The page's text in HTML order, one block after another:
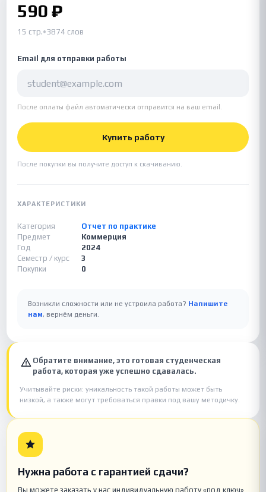
590 ₽
15 стр.•3874 слов
Email для отправки работы
После оплаты файл автоматически отправится на ваш email.
Купить работу
После покупки вы получите доступ к скачиванию.
ХАРАКТЕРИСТИКИ
Категория
Отчет по практике
Предмет
Коммерция
Год
2024
Семестр / курс
3
Покупки
0
Возникли сложности или не устроила работа? Напишите
нам, вернём деньги.
Обратите внимание, это готовая студенческая
работа, которая уже успешно сдавалась.
Учитывайте риски: уникальность такой работы может быть
низкой, а также могут требоваться правки под вашу методичку.
Нужна работа с гарантией сдачи?
Вы можете заказать у нас индивидуальную работу «под ключ»